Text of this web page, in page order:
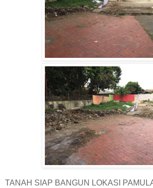
TANAH SIAP BANGUN LOKASI